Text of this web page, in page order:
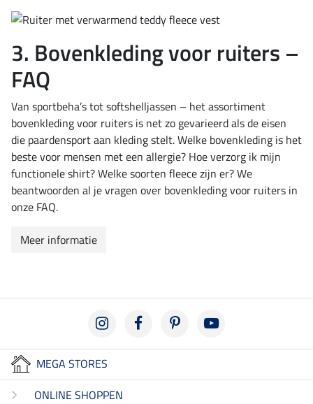
3. Bovenkleding voor ruiters –
FAQ
Van sportbeha’s tot softshelljassen – het assortiment
bovenkleding voor ruiters is net zo gevarieerd als de eisen
die paardensport aan kleding stelt. Welke bovenkleding is het
beste voor mensen met een allergie? Hoe verzorg ik mijn
functionele shirt? Welke soorten fleece zijn er? We
beantwoorden al je vragen over bovenkleding voor ruiters in
onze FAQ.
Meer informatie
MEGA STORES
ONLINE SHOPPEN